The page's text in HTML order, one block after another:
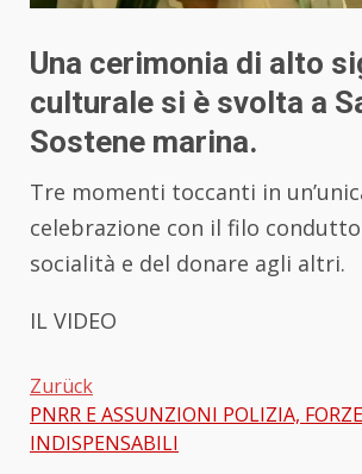
Una cerimonia di alto
culturale si è svolta a
Sostene marina.
Tre momenti toccanti in
celebrazione con il filo
socialità e del donare agli altri.
IL VIDEO
Beitragsnavigation
Zurück
PNRR E ASSUNZIONI POLIZIA,
INDISPENSABILI